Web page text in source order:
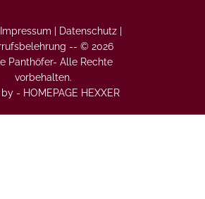
Impressum |
Datenschutz |
-- © 2026
Panthöfer- Alle Rechte
vorbehalten.
by - HOMEPAGE HEXXER